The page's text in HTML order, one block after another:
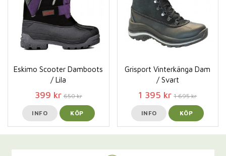
Eskimo Scooter Damboots
/ Lila
399 kr 650 kr
INFO KÖP
Grisport Vinterkänga Dam
/ Svart
1 395 kr 1 695 kr
INFO KÖP